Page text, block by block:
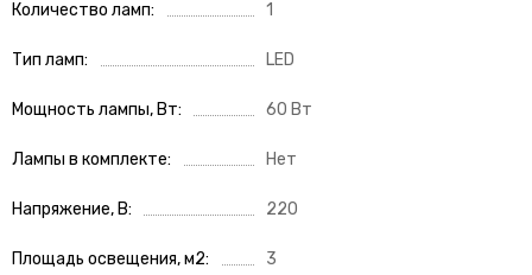
Количество ламп 1
Тип ламп LED
Мощность лампы, Вт 60 Вт
Лампы в комплекте Нет
Напряжение, В 220
Площадь освещения, м2 3